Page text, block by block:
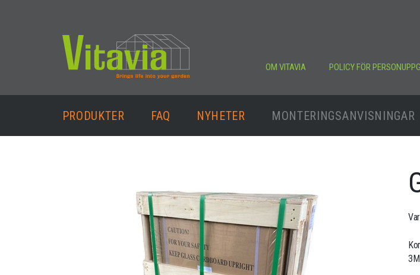
OM VITAVIA POLICY FÖR
PRODUKTER FAQ NYHETER MONTERINGSANVISNINGAR